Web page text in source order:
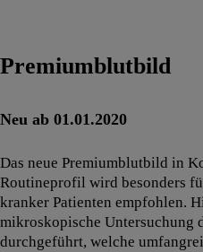
Premiumblutbild
Neu ab 01.01.2020
Das neue Premiumblutbild in
Routineprofil wird besonders
kranker Patienten empfohlen.
mikroskopische Untersuchung
durchgeführt, welche